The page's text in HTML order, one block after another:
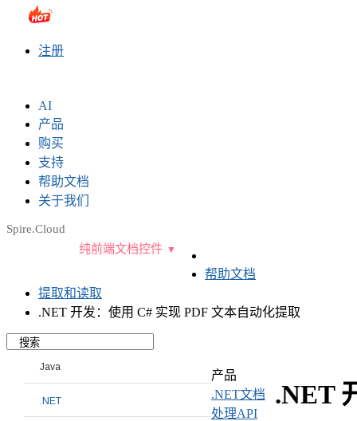
sales@e-iceblue.com
注册
AI
产品
购买
支持
帮助文档
关于我们
Spire.Cloud
纯前端文档控件
帮助文档
提取和读取
.NET 开发：使用 C# 实现 PDF 文本自动化提取
.NET
Java
.NET
产品
.NET文档
处理API